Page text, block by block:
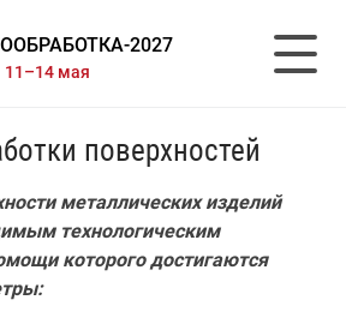
2027
11–14 мая
поверхностей
металлических изделий
технологическим
которого достигаются